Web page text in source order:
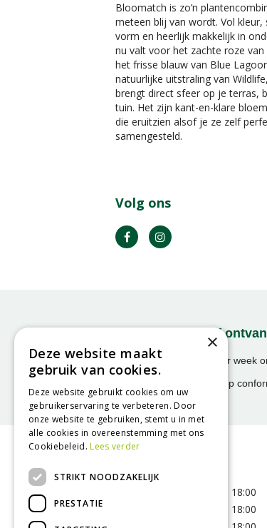
Bloomatch is zo’n
meteen blij van wordt. Vol kleur,
vorm en heerlijk makkelijk in
nu valt voor het zachte roze van
het frisse blauw van Blue
natuurlijke uitstraling van
brengt direct sfeer op je terras,
tuin. Het zijn kant-en-klare
die eruitzien alsof je ze zelf
samengesteld.
Volg ons
Onze nieuwsbrief
Ontvang ongeveer 1x per week
activiteiten!
We slaan uw gegevens op
09:00 - 18:00
09:00 - 18:00
×
Deze website maakt
gebruik van cookies.
Deze website gebruikt cookies om uw
gebruikerservaring te verbeteren. Door
onze website te gebruiken, stemt u in met
alle cookies in overeenstemming met ons
Cookiebeleid.Lees verder
STRIKT NOODZAKELIJK
PRESTATIE